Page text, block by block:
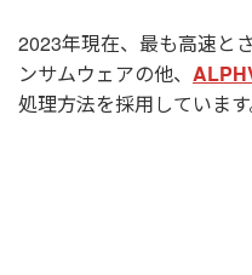
2023年現在、最も高速と
ンサムウェアの他、
処理方法を採用しています